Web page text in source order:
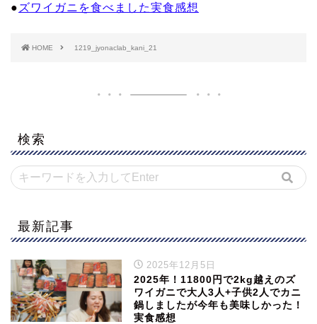
● ズワイガニを食べました実食感想
HOME 1219_jyonaclab_kani_21
検索
最新記事
2025年12月5日
2025年！11800円で2kg越えのズ
ワイガニで大人3人+子供2人でカニ
鍋しましたが今年も美味しかった！
実食感想